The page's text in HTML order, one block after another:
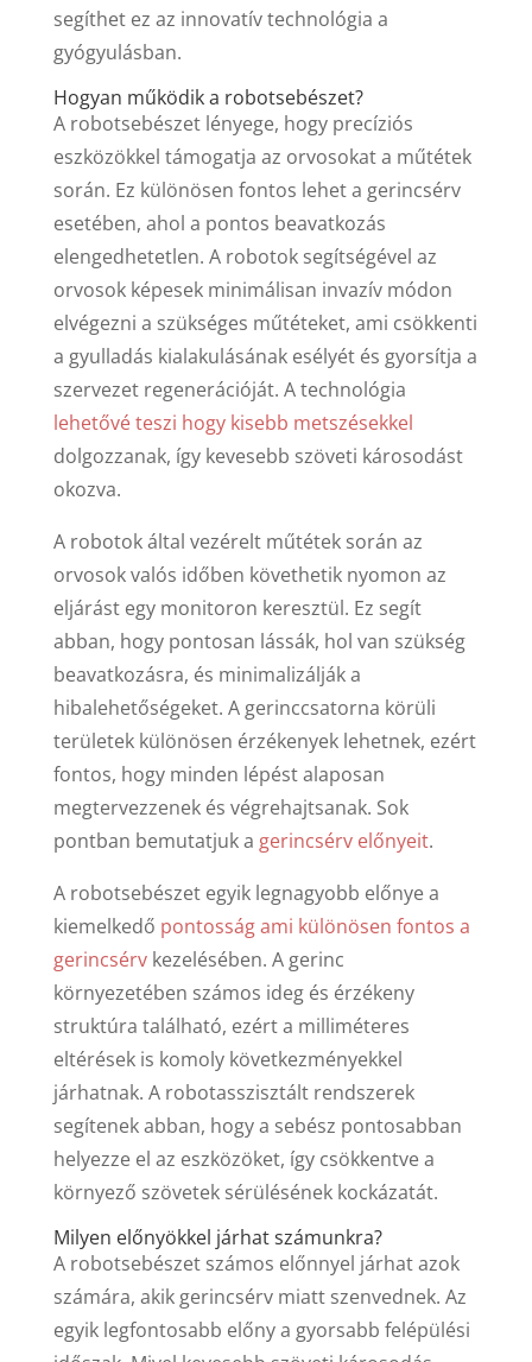
segíthet ez az innovatív technológia a
gyógyulásban.
Hogyan működik a robotsebészet?
A robotsebészet lényege, hogy precíziós
eszközökkel támogatja az orvosokat a műtétek
során. Ez különösen fontos lehet a gerincsérv
esetében, ahol a pontos beavatkozás
elengedhetetlen. A robotok segítségével az
orvosok képesek minimálisan invazív módon
elvégezni a szükséges műtéteket, ami csökkenti
a gyulladás kialakulásának esélyét és gyorsítja a
szervezet regenerációját. A technológia
lehetővé teszi hogy kisebb metszésekkel
dolgozzanak, így kevesebb szöveti károsodást
okozva.
A robotok által vezérelt műtétek során az
orvosok valós időben követhetik nyomon az
eljárást egy monitoron keresztül. Ez segít
abban, hogy pontosan lássák, hol van szükség
beavatkozásra, és minimalizálják a
hibalehetőségeket. A gerinccsatorna körüli
területek különösen érzékenyek lehetnek, ezért
fontos, hogy minden lépést alaposan
megtervezzenek és végrehajtsanak. Sok
pontban bemutatjuk a gerincsérv előnyeit.
A robotsebészet egyik legnagyobb előnye a
kiemelkedő pontosság ami különösen fontos a
gerincsérvkezelésében. A gerinc
környezetében számos ideg és érzékeny
struktúra található, ezért a milliméteres
eltérések is komoly következményekkel
járhatnak. A robotasszisztált rendszerek
segítenek abban, hogy a sebész pontosabban
helyezze el az eszközöket, így csökkentve a
környező szövetek sérülésének kockázatát.
Milyen előnyökkel járhat számunkra?
A robotsebészet számos előnnyel járhat azok
számára, akik gerincsérv miatt szenvednek. Az
egyik legfontosabb előny a gyorsabb felépülési